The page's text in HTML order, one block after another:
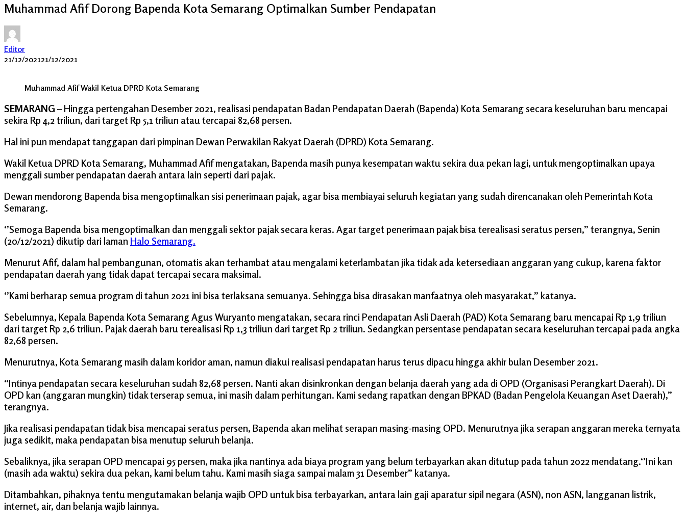
Muhammad Afif Dorong Bapenda Kota Semarang Optimalkan Sumber Pendapatan
Editor
21/12/202121/12/2021
Muhammad Afif Wakil Ketua DPRD Kota Semarang
SEMARANG – Hingga pertengahan Desember 2021, realisasi pendapatan Badan Pendapatan Daerah (Bapenda) Kota Semarang secara keseluruhan baru mencapai
sekira Rp 4,2 triliun, dari target Rp 5,1 triliun atau tercapai 82,68 persen.
Hal ini pun mendapat tanggapan dari pimpinan Dewan Perwakilan Rakyat Daerah (DPRD) Kota Semarang.
Wakil Ketua DPRD Kota Semarang, Muhammad Afif mengatakan, Bapenda masih punya kesempatan waktu sekira dua pekan lagi, untuk mengoptimalkan upaya
menggali sumber pendapatan daerah antara lain seperti dari pajak.
Dewan mendorong Bapenda bisa mengoptimalkan sisi penerimaan pajak, agar bisa membiayai seluruh kegiatan yang sudah direncanakan oleh Pemerintah Kota
Semarang.
‘’Semoga Bapenda bisa mengoptimalkan dan menggali sektor pajak secara keras. Agar target penerimaan pajak bisa terealisasi seratus persen,’’ terangnya, Senin
(20/12/2021) dikutip dari laman Halo Semarang.
Menurut Afif, dalam hal pembangunan, otomatis akan terhambat atau mengalami keterlambatan jika tidak ada ketersediaan anggaran yang cukup, karena faktor
pendapatan daerah yang tidak dapat tercapai secara maksimal.
‘’Kami berharap semua program di tahun 2021 ini bisa terlaksana semuanya. Sehingga bisa dirasakan manfaatnya oleh masyarakat,’’ katanya.
Sebelumnya, Kepala Bapenda Kota Semarang Agus Wuryanto mengatakan, secara rinci Pendapatan Asli Daerah (PAD) Kota Semarang baru mencapai Rp 1,9 triliun
dari target Rp 2,6 triliun. Pajak daerah baru terealisasi Rp 1,3 triliun dari target Rp 2 triliun. Sedangkan persentase pendapatan secara keseluruhan tercapai pada angka
82,68 persen.
Menurutnya, Kota Semarang masih dalam koridor aman, namun diakui realisasi pendapatan harus terus dipacu hingga akhir bulan Desember 2021.
“Intinya pendapatan secara keseluruhan sudah 82,68 persen. Nanti akan disinkronkan dengan belanja daerah yang ada di OPD (Organisasi Perangkart Daerah). Di
OPD kan (anggaran mungkin) tidak terserap semua, ini masih dalam perhitungan. Kami sedang rapatkan dengan BPKAD (Badan Pengelola Keuangan Aset Daerah),”
terangnya.
Jika realisasi pendapatan tidak bisa mencapai seratus persen, Bapenda akan melihat serapan masing-masing OPD. Menurutnya jika serapan anggaran mereka ternyata
juga sedikit, maka pendapatan bisa menutup seluruh belanja.
Sebaliknya, jika serapan OPD mencapai 95 persen, maka jika nantinya ada biaya program yang belum terbayarkan akan ditutup pada tahun 2022 mendatang.‘’Ini kan
(masih ada waktu) sekira dua pekan, kami belum tahu. Kami masih siaga sampai malam 31 Desember’’ katanya.
Ditambahkan, pihaknya tentu mengutamakan belanja wajib OPD untuk bisa terbayarkan, antara lain gaji aparatur sipil negara (ASN), non ASN, langganan listrik,
internet, air, dan belanja wajib lainnya.